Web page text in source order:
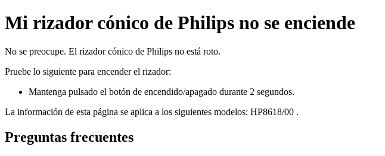
Mi rizador cónico de Philips no se enciende
No se preocupe. El rizador cónico de Philips no está roto.
Pruebe lo siguiente para encender el rizador:
Mantenga pulsado el botón de encendido/apagado durante 2 segundos.
La información de esta página se aplica a los siguientes modelos: HP8618/00 .
Preguntas frecuentes